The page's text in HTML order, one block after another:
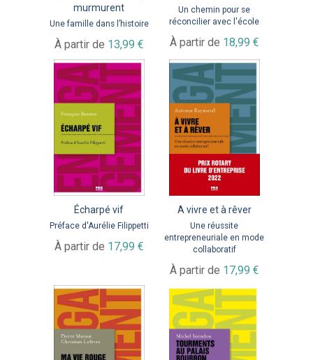
murmurent
Une famille dans l’histoire
À partir de 13,99 €
Un chemin pour se
réconcilier avec l'école
À partir de 18,99 €
Écharpé vif
Préface d'Aurélie Filippetti
À partir de 17,99 €
A vivre et à rêver
Une réussite
entrepreneuriale en mode
collaboratif
À partir de 17,99 €